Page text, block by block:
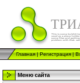
Главная|Регистрация|
Меню сайта